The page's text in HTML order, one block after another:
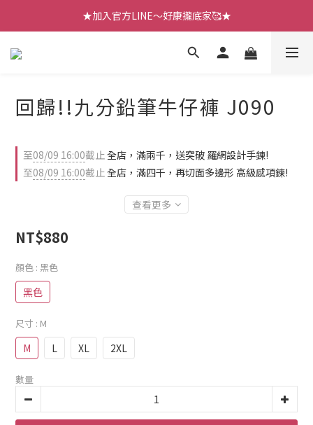
【七月新品】上架了!! 限時折扣優惠😍
★加入官方LINE～好康攏底家🥰★
【七月新品】上架了!! 限時折扣優惠😍
回歸!!九分鉛筆牛仔褲 J090
至08/09 16:00截止全店，滿兩千，送突破 羅網設計手鍊!
至08/09 16:00截止全店，滿四千，再切面多邊形 高級感項鍊!
查看更多
NT$880
顏色 : 黑色
黑色
尺寸 : M
M L XL 2XL
數量